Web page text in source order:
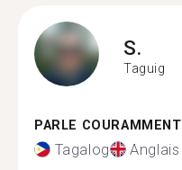
S.
Taguig
PARLE COURAMMENT
Tagalog Anglais